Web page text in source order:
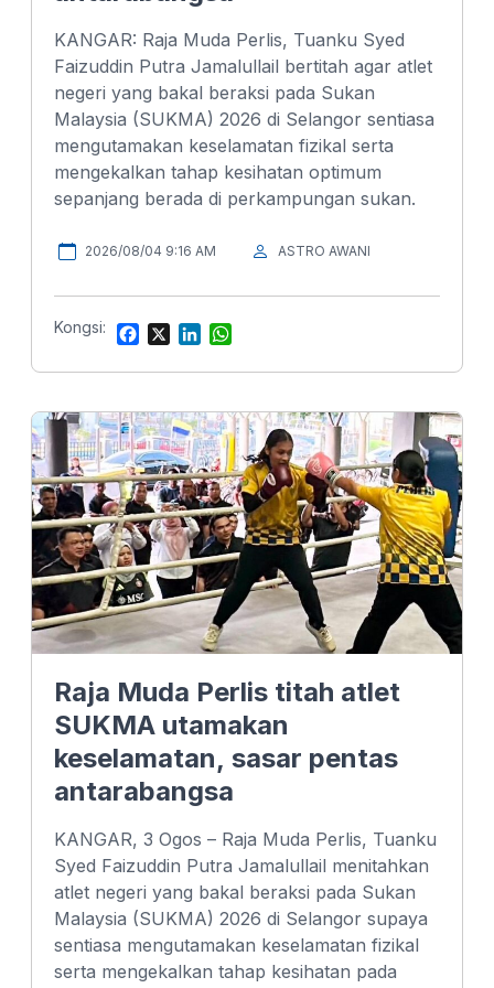
KANGAR: Raja Muda Perlis, Tuanku Syed
Faizuddin Putra Jamalullail bertitah agar atlet
negeri yang bakal beraksi pada Sukan
Malaysia (SUKMA) 2026 di Selangor sentiasa
mengutamakan keselamatan fizikal serta
mengekalkan tahap kesihatan optimum
sepanjang berada di perkampungan sukan.
2026/08/04 9:16 AM ASTRO AWANI
Kongsi:
F
c
b
o
o
k
X
n
e
d
I
n
a
s
A
p
p
Raja Muda Perlis titah atlet
SUKMA utamakan
keselamatan, sasar pentas
antarabangsa
KANGAR, 3 Ogos – Raja Muda Perlis, Tuanku
Syed Faizuddin Putra Jamalullail menitahkan
atlet negeri yang bakal beraksi pada Sukan
Malaysia (SUKMA) 2026 di Selangor supaya
sentiasa mengutamakan keselamatan fizikal
serta mengekalkan tahap kesihatan pada